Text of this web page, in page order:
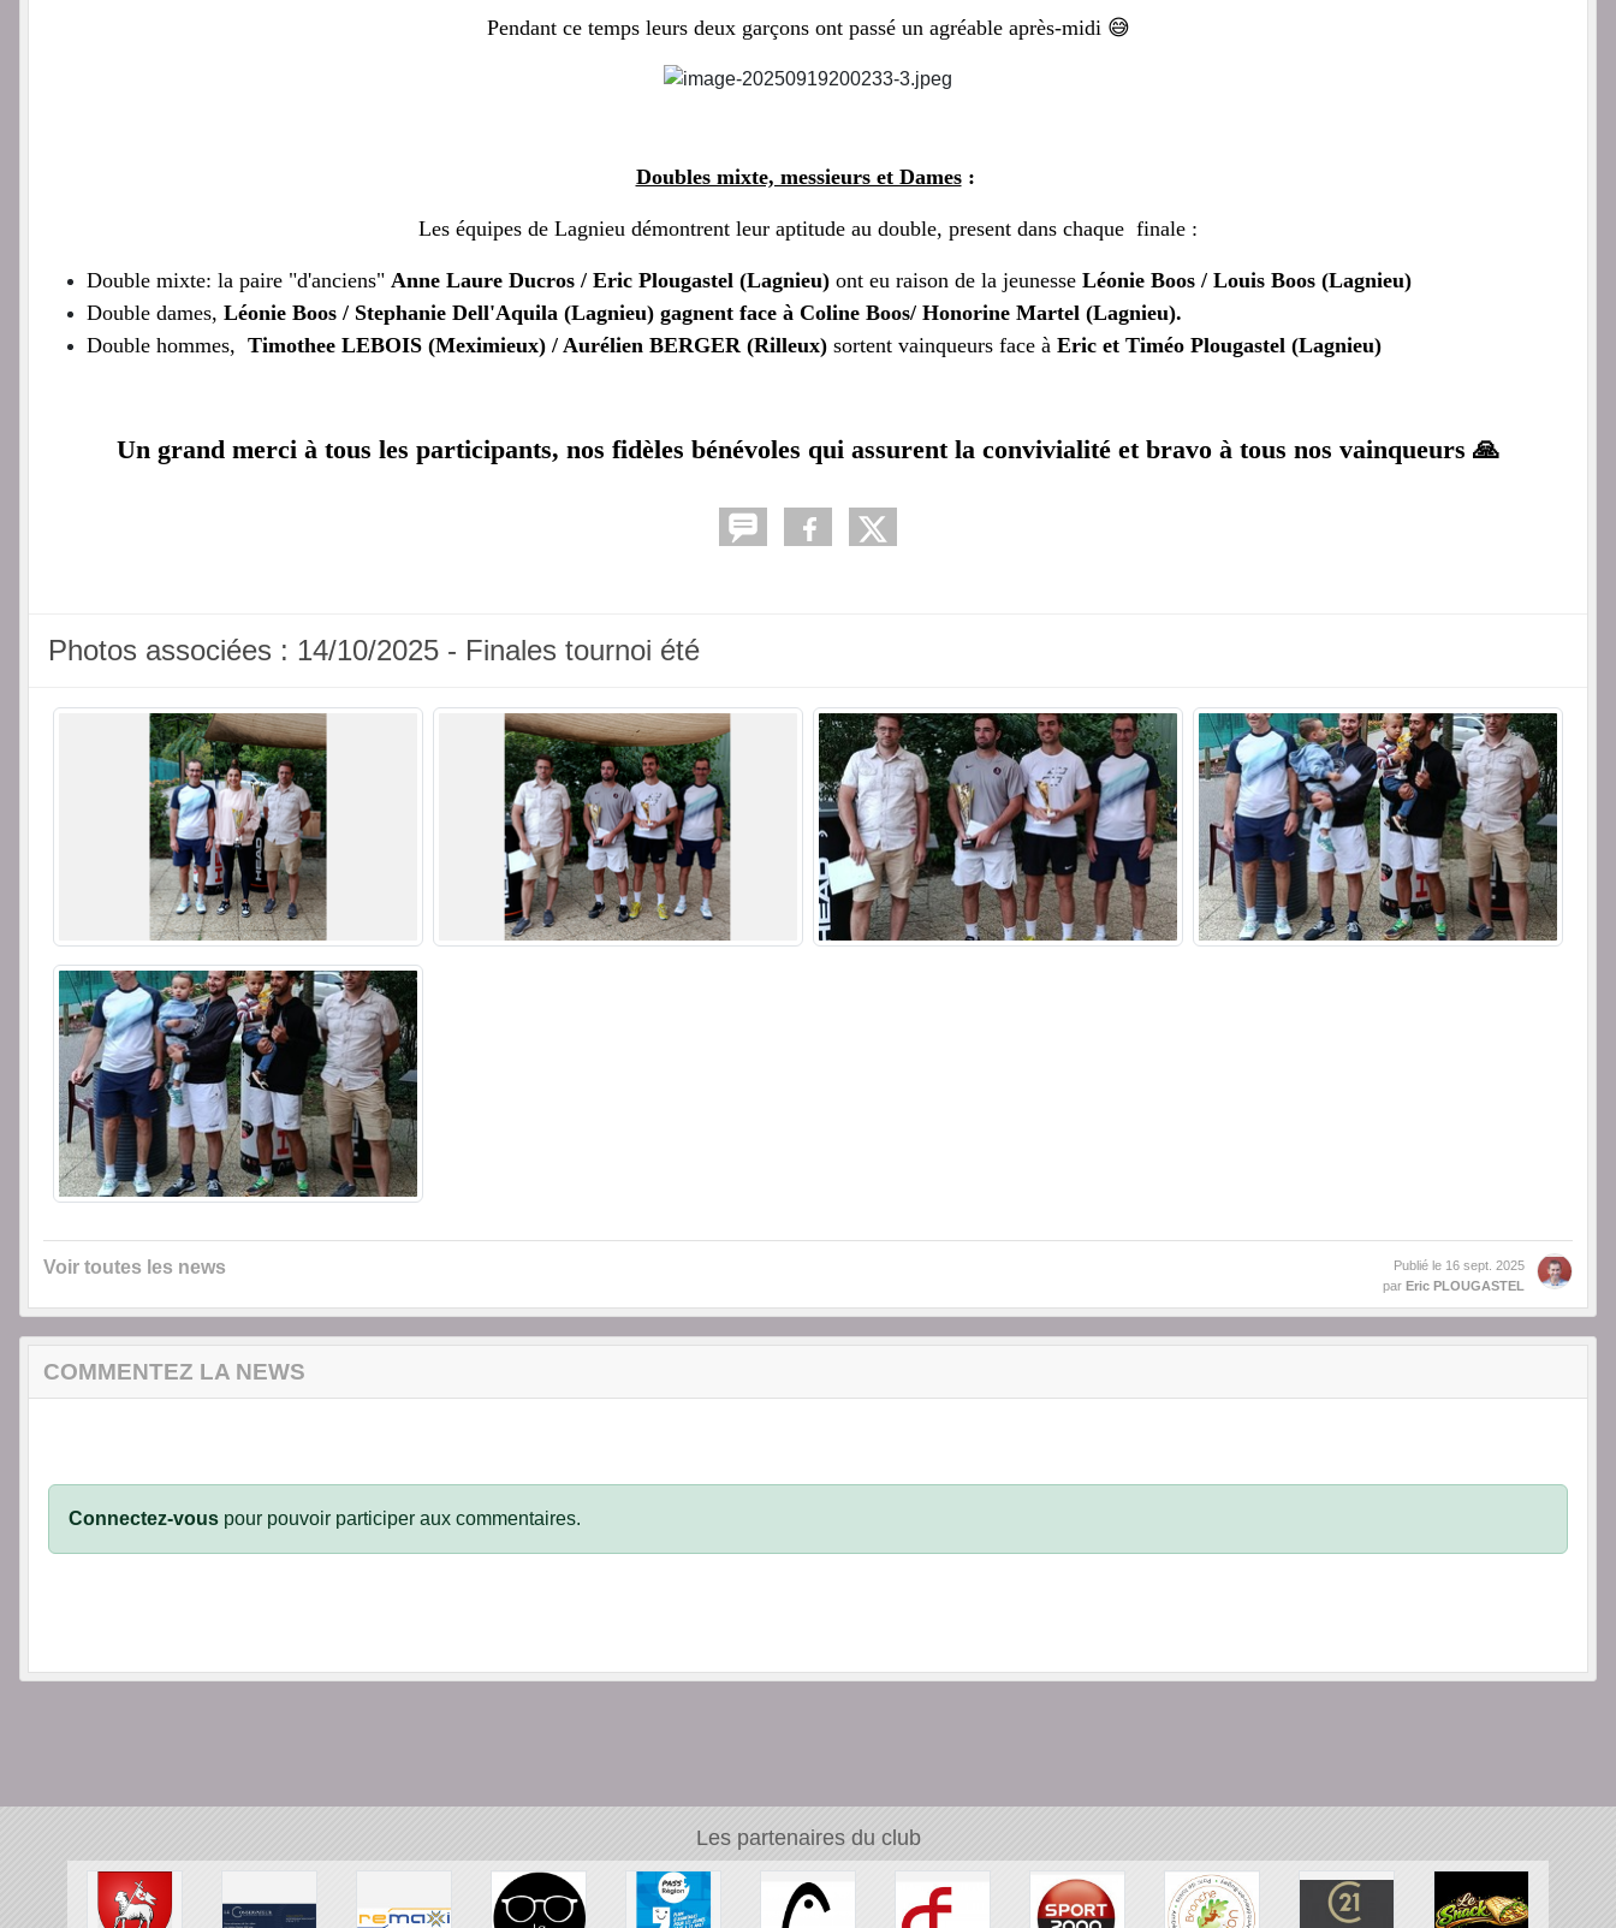
Pendant ce temps leurs deux garçons ont passé un agréable après-midi 😅
Doubles mixte, messieurs et Dames:
Les équipes de Lagnieu démontrent leur aptitude au double, present dans chaque finale :
Double mixte: la paire "d'anciens" Anne Laure Ducros / Eric Plougastel (Lagnieu) ont eu raison de la jeunesse Léonie Boos / Louis Boos (Lagnieu)
Double dames, Léonie Boos / Stephanie Dell'Aquila (Lagnieu) gagnent face à Coline Boos/ Honorine Martel (Lagnieu).
Double hommes, Timothee LEBOIS (Meximieux) / Aurélien BERGER (Rilleux) sortent vainqueurs face à Eric et Timéo Plougastel (Lagnieu)
Un grand merci à tous les participants, nos fidèles bénévoles qui assurent la convivialité et bravo à tous nos vainqueurs 🙏
Photos associées : 14/10/2025 - Finales tournoi été
Voir toutes les news Publié le 16 sept. 2025
par Eric PLOUGASTEL
COMMENTEZ LA NEWS
Connectez-vous pour pouvoir participer aux commentaires.
Les partenaires du club